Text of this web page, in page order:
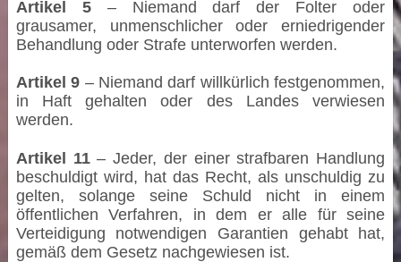
Artikel 5– Niemand darf der Folter oder
grausamer, unmenschlicher oder erniedrigender
Behandlung oder Strafe unterworfen werden.
Artikel 9 – Niemand darf willkürlich festgenommen,
in Haft gehalten oder des Landes verwiesen
werden.
Artikel 11– Jeder, der einer strafbaren Handlung
beschuldigt wird, hat das Recht, als unschuldig zu
gelten, solange seine Schuld nicht in einem
öffentlichen Verfahren, in dem er alle für seine
Verteidigung notwendigen Garantien gehabt hat,
gemäß dem Gesetz nachgewiesen ist.